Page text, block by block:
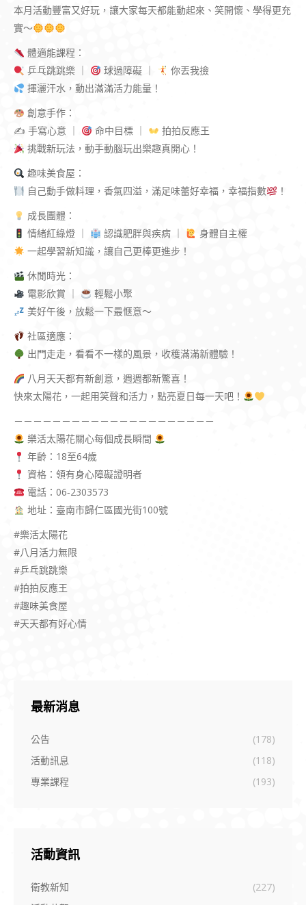
本月活動豐富又好玩，讓大家每天都能動起來、笑開懷、學得更充
實～
體適能課程：
乒乓跳跳樂 ｜
球過障礙 ｜
你丟我撿
揮灑汗水，動出滿滿活力能量！
創意手作：
✍ 手寫心意 ｜ 命中目標 ｜
拍拍反應王
挑戰新玩法，動手動腦玩出樂趣真開心！
趣味美食屋：
自己動手做料理，香氣四溢，滿足味蕾好幸福，幸福指數
！
成長團體：
情緒紅綠燈 ｜
認識肥胖與疾病 ｜
身體自主權
一起學習新知識，讓自己更棒更進步！
休閒時光：
電影欣賞 ｜
輕鬆小聚
美好午後，放鬆一下最愜意～
社區適應：
出門走走，看看不一樣的風景，收穫滿滿新體驗！
八月天天都有新創意，週週都新驚喜！
快來太陽花，一起用笑聲和活力，點亮夏日每一天吧！
－－－－－－－－－－－－－－－－－－－－－
樂活太陽花關心每個成長瞬間
年齡：18至64歲
資格：領有身心障礙證明者
電話：06‑2303573
地址：臺南市歸仁區國光街100號
#樂活太陽花
#八月活力無限
#乒乓跳跳樂
#拍拍反應王
#趣味美食屋
#天天都有好心情
最新消息
公告
(178)
活動訊息
(118)
專業課程
(193)
活動資訊
衛教新知
(227)